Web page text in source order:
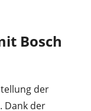
Bosch
der
Dank der